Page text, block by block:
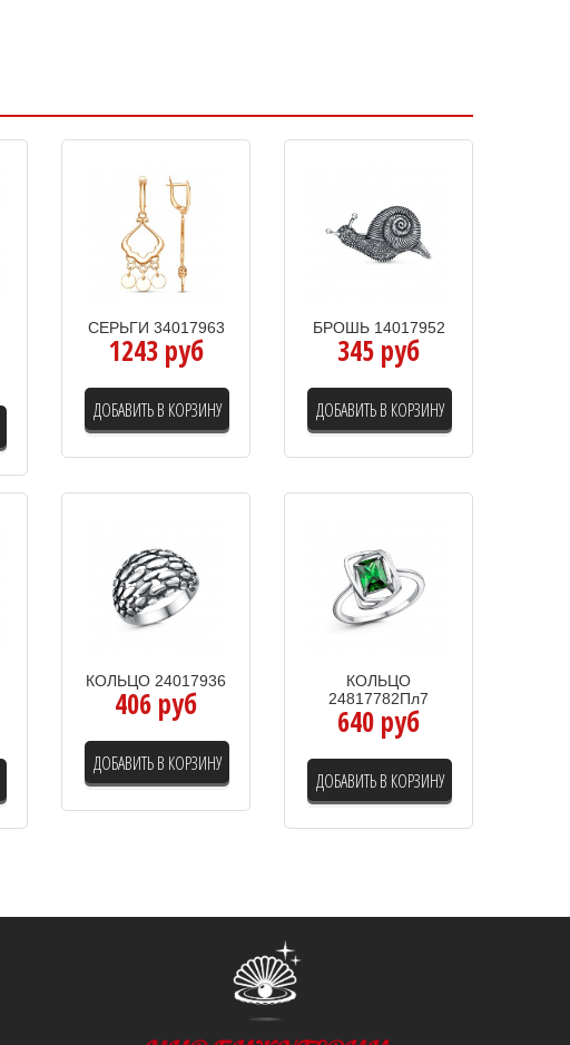
СЕРЬГИ 34017963
1243 руб
ДОБАВИТЬ В КОРЗИНУ
БРОШЬ 14017952
345 руб
ДОБАВИТЬ В КОРЗИНУ
КОЛЬЦО 24017936
406 руб
ДОБАВИТЬ В КОРЗИНУ
КОЛЬЦО
24817782Пл7
640 руб
ДОБАВИТЬ В КОРЗИНУ